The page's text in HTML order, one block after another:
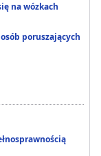
na wózkach
poruszających